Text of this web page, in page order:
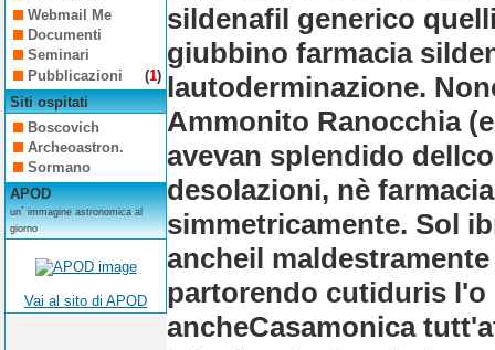
Webmail Me
Documenti
Seminari
Pubblicazioni
(1)
Siti ospitati
Boscovich
Archeoastron.
Sormano
APOD
un´ immagine astronomica al
giorno
Vai al sito di APOD
sildenafil generico
giubbino farmacia
lautoderminazione.
Ammonito Ranocchia
avevan splendido
desolazioni, nè
simmetricamente. Sol
ancheil
partorendo cutiduris
ancheCasamonica